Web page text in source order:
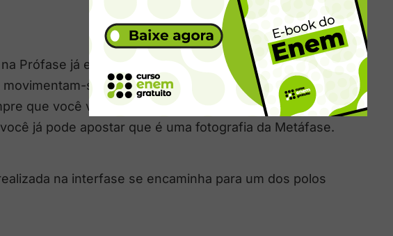
Prófase já estão em seu máximo estado de
se e organizam os cromossomos bem no
que você ver um desenho de uma célula com os
já pode apostar que é uma fotografia da Metáfase.
na interfase se encaminha para um dos polos